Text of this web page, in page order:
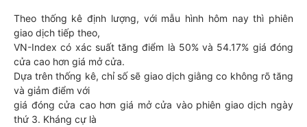
Theo thống kê định lượng, với mẫu hình hôm nay thì phiên
giao dịch tiếp theo,
VN-Index có xác suất tăng điểm là 50% và 54.17% giá đóng
cửa cao hơn giá mở cửa.
Dựa trên thống kê, chỉ số sẽ giao dịch giằng co không rõ tăng
và giảm điểm với
giá đóng cửa cao hơn giá mở cửa vào phiên giao dịch ngày
thứ 3. Kháng cự là